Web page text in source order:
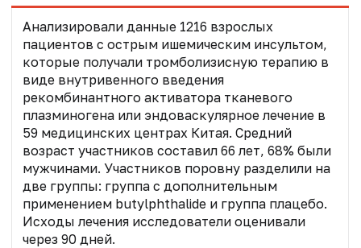
Анализировали данные 1216 взрослых
пациентов с острым ишемическим инсультом,
которые получали тромболизисную терапию в
виде внутривенного введения
рекомбинантного активатора тканевого
плазминогена или эндоваскулярное лечение в
59 медицинских центрах Китая. Средний
возраст участников составил 66 лет, 68% были
мужчинами. Участников поровну разделили на
две группы: группа с дополнительным
применением butylphthalideи группа плацебо.
Исходы лечения исследователи оценивали
через 90 дней.